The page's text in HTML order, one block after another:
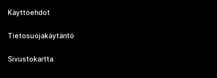
Käyttöehdot
Tietosuojakäytäntö
Sivustokartta